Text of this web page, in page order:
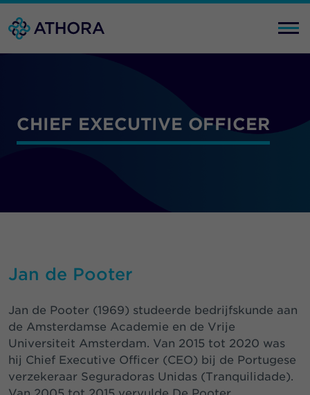
CHIEF EXECUTIVE OFFICER
Jan de Pooter
Jan de Pooter (1969) studeerde bedrijfskunde aan
de Amsterdamse Academie en de Vrije
Universiteit Amsterdam. Van 2015 tot 2020 was
hij Chief Executive Officer (CEO) bij de Portugese
verzekeraar Seguradoras Unidas (Tranquilidade).